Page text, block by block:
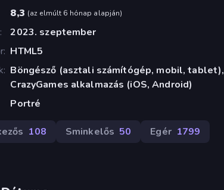
8,3 (az elmúlt 6 hónap alapján)
2023. szeptember
HTML5
Böngésző (asztali számítógép, mobil, tablet),
CrazyGames alkalmazás (iOS, Android)
Portré
108 Sminkelős 50 Egér 1799